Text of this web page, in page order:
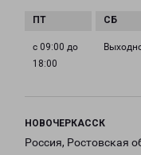
с 09:00 до
18:00
НОВОЧЕРКАССК
Россия, Ростовская